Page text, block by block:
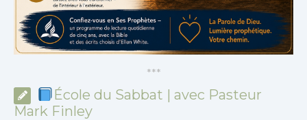
***
École du Sabbat | avec Pasteur
Mark Finley